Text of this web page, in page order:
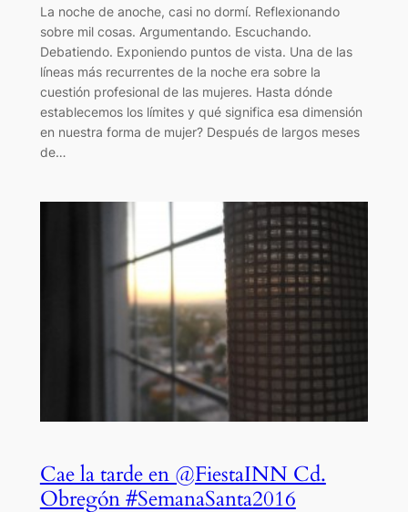
La noche de anoche, casi no dormí. Reflexionando
sobre mil cosas. Argumentando. Escuchando.
Debatiendo. Exponiendo puntos de vista. Una de las
líneas más recurrentes de la noche era sobre la
cuestión profesional de las mujeres. Hasta dónde
establecemos los límites y qué significa esa dimensión
en nuestra forma de mujer? Después de largos meses
de…
Cae la tarde en @FiestaINN Cd.
Obregón #SemanaSanta2016